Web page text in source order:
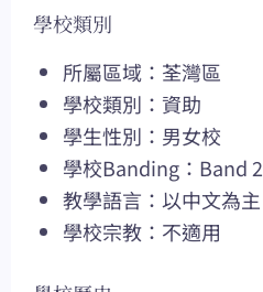
學校類別
所屬區域：荃灣區
學校類別：資助
學生性別：男女校
學校Banding：Band 2
教學語言：以中文為主
學校宗教：不適用